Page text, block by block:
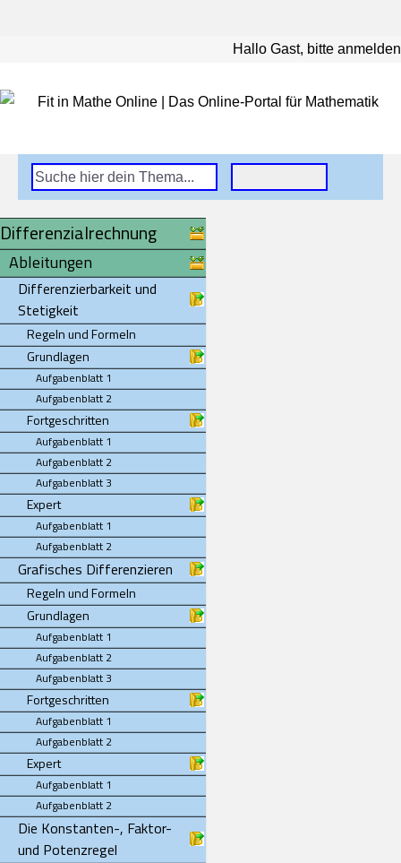
Hallo Gast, bitte anmelden
Differenzialrechnung
Ableitungen
Differenzierbarkeit und
Stetigkeit
Regeln und Formeln
Grundlagen
Aufgabenblatt 1
Aufgabenblatt 2
Fortgeschritten
Aufgabenblatt 1
Aufgabenblatt 2
Aufgabenblatt 3
Expert
Aufgabenblatt 1
Aufgabenblatt 2
Grafisches Differenzieren
Regeln und Formeln
Grundlagen
Aufgabenblatt 1
Aufgabenblatt 2
Aufgabenblatt 3
Fortgeschritten
Aufgabenblatt 1
Aufgabenblatt 2
Expert
Aufgabenblatt 1
Aufgabenblatt 2
Die Konstanten-, Faktor-
und Potenzregel